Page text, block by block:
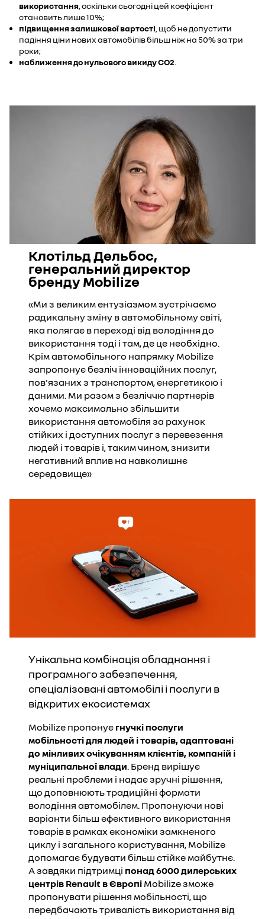
використання , оскільки сьогодні цей коефіцієнт
становить лише 10%;
підвищення залишкової вартості , щоб не допустити
падіння ціни нових автомобілів більш ніж на 50% за три
роки;
наближення до нульового викиду CO2
Клотільд Дельбос,
генеральний директор
бренду Mobilize
«Ми з великим ентузіазмом зустрічаємо
радикальну зміну в автомобільному світі,
яка полягає в переході від володіння до
використання тоді і там, де це необхідно.
Крім автомобільного напрямку Mobilize
запропонує безліч інноваційних послуг,
пов'язаних з транспортом, енергетикою і
даними. Ми разом з безліччю партнерів
хочемо максимально збільшити
використання автомобіля за рахунок
стійких і доступних послуг з перевезення
людей і товарів і, таким чином, знизити
негативний вплив на навколишнє
середовище»
Унікальна комбінація обладнання і
програмного забезпечення,
спеціалізовані автомобілі і послуги в
відкритих екосистемах
Mobilize пропонує гнучкі послуги
мобільності для людей і товарів, адаптовані
до мінливих очікуванням клієнтів, компаній і
муніципальної влади. Бренд вирішує
реальні проблеми і надає зручні рішення,
що доповнюють традиційні формати
володіння автомобілем. Пропонуючи нові
варіанти більш ефективного використання
товарів в рамках економіки замкненого
циклу і загального користування, Mobilize
допомагає будувати більш стійке майбутнє.
А завдяки підтримці понад 6000 дилерських
центрів Renault в Європі Mobilize зможе
пропонувати рішення мобільності, що
передбачають тривалість використання від